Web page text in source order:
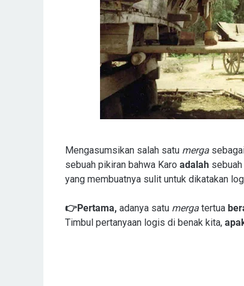
Mengasumsikan salah satu merga
sebuah pikiran bahwa Karo adalah
yang membuatnya sulit untuk dikatakan
👉Pertama, adanya satu merga tertua
Timbul pertanyaan logis di benak kita,